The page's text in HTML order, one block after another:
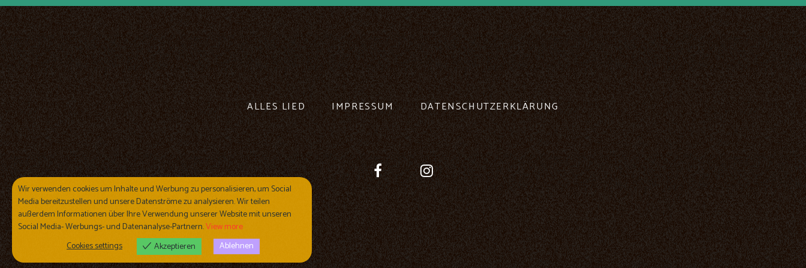
ALLES LIED IMPRESSUM DATENSCHUTZERKLÄRUNG
Wir verwenden cookies um Inhalte und Werbung zu personalisieren, um Social
Media bereitzustellen und unsere Datenströme zu analysieren. Wir teilen
außerdem Informationen über Ihre Verwendung unserer Website mit unseren
Social Media- Werbungs- und Datenanalyse-Partnern.View more
Cookies settings
Akzeptieren Ablehnen